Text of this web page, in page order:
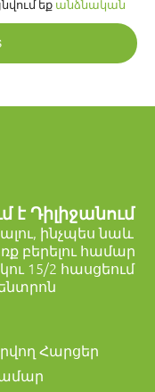
եք անձնական
է Դիլիջանում
ինչպես նաև
բերելու համար
15/2 հասցեում
Հարցեր